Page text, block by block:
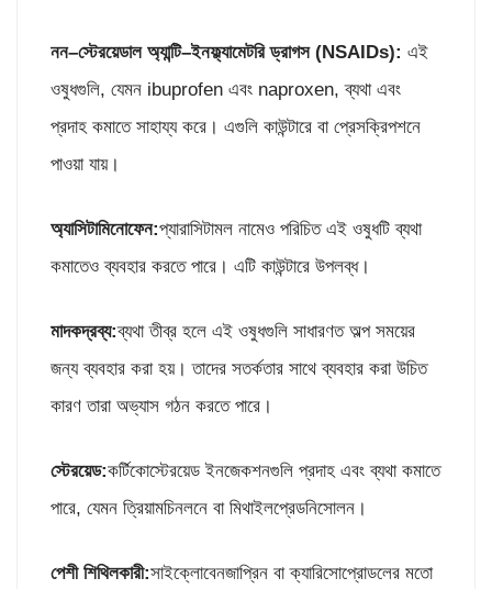
নন–স্টেরয়েডাল অ্যান্টি–ইনফ্ল্যামেটরি ড্রাগস (NSAIDs): এই
ওষুধগুলি, যেমন ibuprofen এবং naproxen, ব্যথা এবং
প্রদাহ কমাতে সাহায্য করে। এগুলি কাউন্টারে বা প্রেসক্রিপশনে
পাওয়া যায়।
অ্যাসিটামিনোফেন:প্যারাসিটামল নামেও পরিচিত এই ওষুধটি ব্যথা
কমাতেও ব্যবহার করতে পারে। এটি কাউন্টারে উপলব্ধ।
মাদকদ্রব্য:ব্যথা তীব্র হলে এই ওষুধগুলি সাধারণত অল্প সময়ের
জন্য ব্যবহার করা হয়। তাদের সতর্কতার সাথে ব্যবহার করা উচিত
কারণ তারা অভ্যাস গঠন করতে পারে।
স্টেরয়েড:কর্টিকোস্টেরয়েড ইনজেকশনগুলি প্রদাহ এবং ব্যথা কমাতে
পারে, যেমন ত্রিয়ামচিনলনে বা মিথাইলপ্রেডনিসোলন।
পেশী শিথিলকারী:সাইক্লোবেনজাপ্রিন বা ক্যারিসোপ্রোডলের মতো